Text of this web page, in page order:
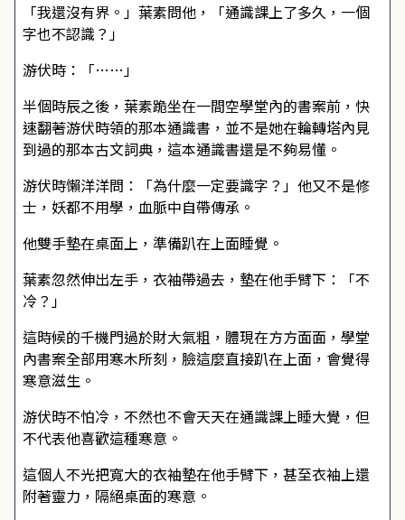
「我還沒有界。」葉素問他，「通識課上了多久，一個
字也不認識？」
游伏時：「……」
半個時辰之後，葉素跪坐在一間空學堂內的書案前，快
速翻著游伏時領的那本通識書，並不是她在輪轉塔內見
到過的那本古文詞典，這本通識書還是不夠易懂。
游伏時懶洋洋問：「為什麼一定要識字？」他又不是修
士，妖都不用學，血脈中自帶傳承。
他雙手墊在桌面上，準備趴在上面睡覺。
葉素忽然伸出左手，衣袖帶過去，墊在他手臂下：「不
冷？」
這時候的千機門過於財大氣粗，體現在方方面面，學堂
內書案全部用寒木所刻，臉這麼直接趴在上面，會覺得
寒意滋生。
游伏時不怕冷，不然也不會天天在通識課上睡大覺，但
不代表他喜歡這種寒意。
這個人不光把寬大的衣袖墊在他手臂下，甚至衣袖上還
附著靈力，隔絕桌面的寒意。